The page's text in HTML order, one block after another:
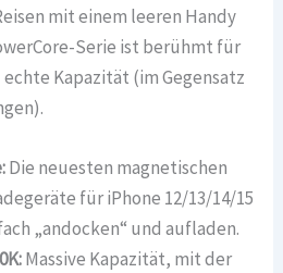
mit einem leeren Handy
Serie ist berühmt für
Kapazität (im Gegensatz
Die neuesten magnetischen
für iPhone 12/13/14/15
„andocken“ und aufladen.
Massive Kapazität, mit der